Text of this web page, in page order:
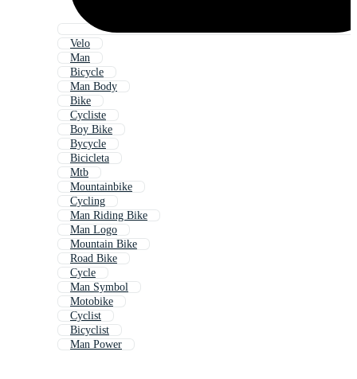
Velo
Man
Bicycle
Man Body
Bike
Cycliste
Boy Bike
Bycycle
Bicicleta
Mtb
Mountainbike
Cycling
Man Riding Bike
Man Logo
Mountain Bike
Road Bike
Cycle
Man Symbol
Motobike
Cyclist
Bicyclist
Man Power